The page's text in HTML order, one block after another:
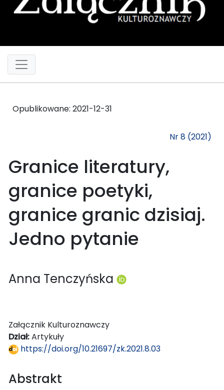
Opublikowane: 2021-12-31
Nr 8 (2021)
Granice literatury,
granice poetyki,
granice granic dzisiaj.
Jedno pytanie
Anna Tenczyńska
Załącznik Kulturoznawczy
Dział:Artykuły
https://doi.org/10.21697/zk.2021.8.03
Abstrakt